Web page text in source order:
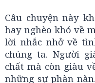
Câu chuyện này
hay nghèo khó về
lời nhắc nhở về
chúng ta. Người
chất mà còn giàu
những sự phàn